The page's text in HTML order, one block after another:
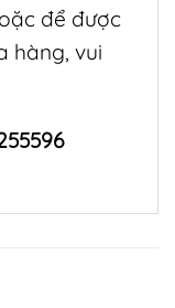
để được
hàng, vui